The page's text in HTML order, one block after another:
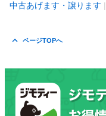
中古あげます・譲ります
ページTOPへ